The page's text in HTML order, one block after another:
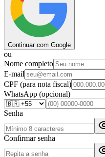
Continuar com Google
ou
Nome completo
E-mail
CPF (para nota fiscal)
WhatsApp (opcional)
Senha
Confirmar senha